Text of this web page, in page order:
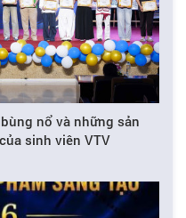
nổ và những sản
sinh viên VTV